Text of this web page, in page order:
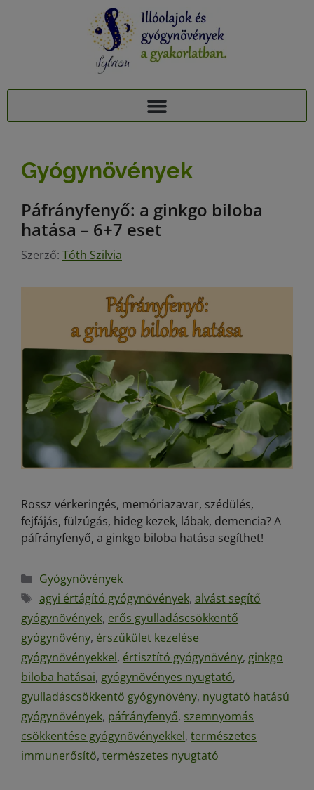
Gyógynövények
Páfrányfenyő: a ginkgo biloba
hatása – 6+7 eset
Szerző: Tóth Szilvia
Rossz vérkeringés, memóriazavar, szédülés,
fejfájás, fülzúgás, hideg kezek, lábak, demencia? A
páfrányfenyő, a ginkgo biloba hatása segíthet!
Gyógynövények
agyi értágító gyógynövények, alvást segítő
gyógynövények, erős gyulladáscsökkentő
gyógynövény, érszűkület kezelése
gyógynövényekkel, értisztító gyógynövény, ginkgo
biloba hatásai, gyógynövényes nyugtató,
gyulladáscsökkentő gyógynövény, nyugtató hatású
gyógynövények, páfrányfenyő, szemnyomás
csökkentése gyógynövényekkel, természetes
immunerősítő, természetes nyugtató